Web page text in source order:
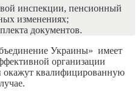
инспекции, пенсионный
изменениях;
документов.
Украины» имеет
организации
окажут квалифицированную